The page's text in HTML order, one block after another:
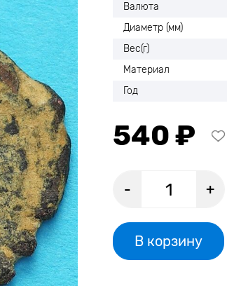
Валюта
Диаметр (мм)
Вес(г)
Материал
Год
540 ₽
- +
В корзину